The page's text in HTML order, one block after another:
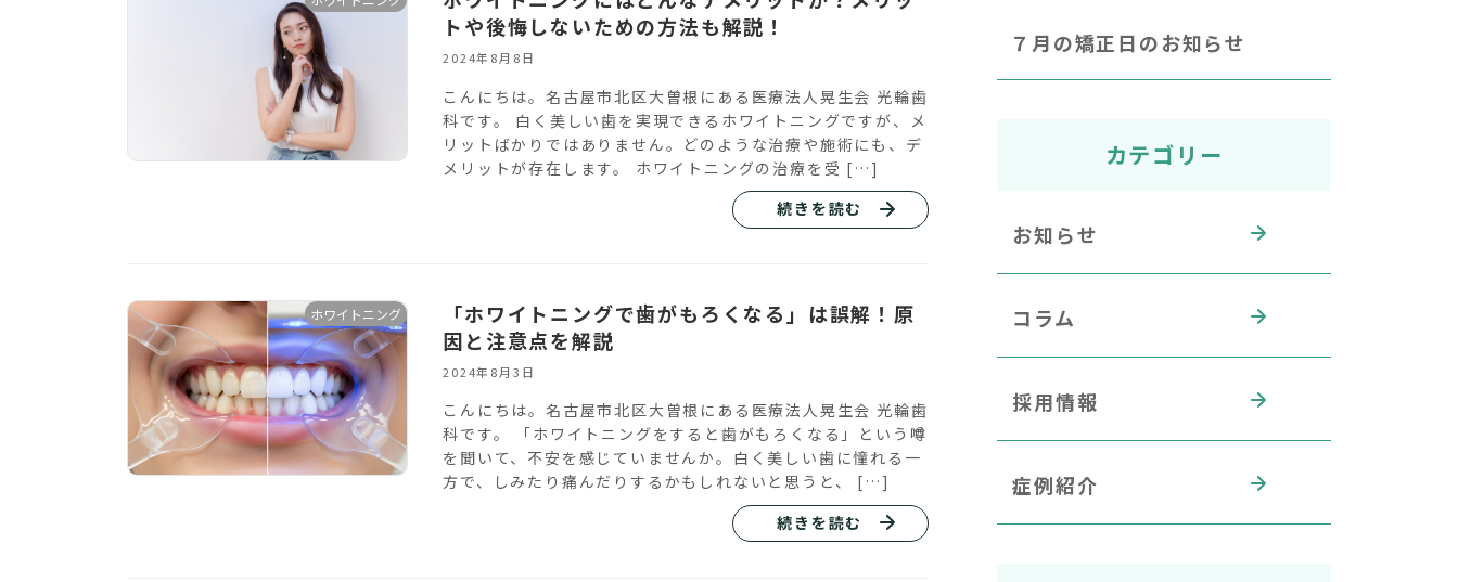
トや後悔しないための方法も解説！
2024年8月8日
こんにちは。名古屋市北区大曽根にある医療法人晃生会 光輪歯
科です。 白く美しい歯を実現できるホワイトニングですが、メ
リットばかりではありません。どのような治療や施術にも、デ
メリットが存在します。 ホワイトニングの治療を受 […]
続きを読む
ホワイトニング
「ホワイトニングで歯がもろくなる」は誤解！原
因と注意点を解説
2024年8月3日
こんにちは。名古屋市北区大曽根にある医療法人晃生会 光輪歯
科です。 「ホワイトニングをすると歯がもろくなる」という噂
を聞いて、不安を感じていませんか。白く美しい歯に憧れる一
方で、しみたり痛んだりするかもしれないと思うと、 […]
続きを読む
７月の矯正日のお知らせ
カテゴリー
お知らせ
コラム
採用情報
症例紹介